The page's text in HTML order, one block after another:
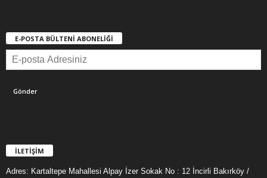
E-POSTA BÜLTENİ ABONELİĞİ
İLETİŞİM
Adres: Kartaltepe Mahallesi Alpay İzer Sokak No : 12 İncirli Bakırköy /